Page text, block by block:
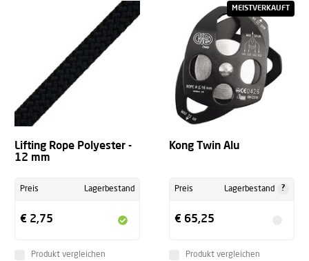
Lifting Rope Polyester -
12 mm
Preis Lagerbestand
€ 2,75
Produkt vergleichen
MEISTVERKAUFT
Kong Twin Alu
Preis Lagerbestand ?
€ 65,25
Produkt vergleichen